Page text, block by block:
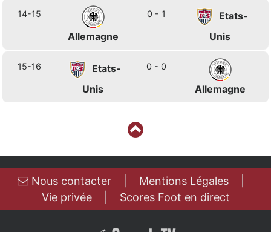
14-15
Allemagne
0 - 1
Etats-
Unis
15-16
Etats-
Unis
0 - 0
Allemagne
Nous contacter Mentions Légales
Vie privée| Scores Foot en direct